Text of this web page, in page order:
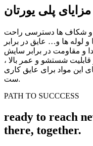
مزایای پلی یورتان
و شکاف ها دسترسی راحت
ها و… عایق در برابر
و مقاومت در برابر سایش
قابلیت شستشو و عمر بالا ،
این مواد برای عایق کاری
ست.
PATH TO SUCCCESS
ready to reach
there, together.